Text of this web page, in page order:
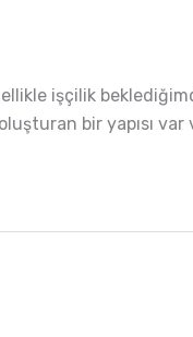
işçilik
bir yapısı